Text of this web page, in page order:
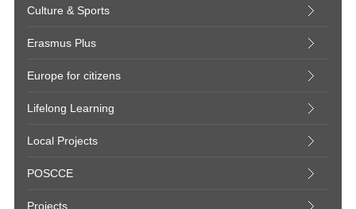
Culture & Sports
Erasmus Plus
Europe for citizens
Lifelong Learning
Local Projects
POSCCE
Projects